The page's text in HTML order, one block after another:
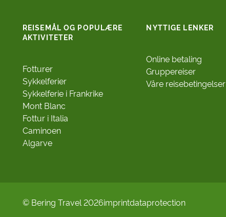
REISEMÅL OG POPULÆRE
AKTIVITETER
Fotturer
Sykkelferier
Sykkelferie i Frankrike
Mont Blanc
Fottur i Italia
Caminoen
Algarve
NYTTIGE LENKER
Online betaling
Gruppereiser
Våre reisebetingelser
© Bering Travel 2026imprintdataprotection